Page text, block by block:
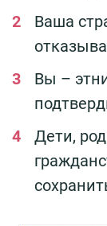
Ваша
Вы –
Дети,